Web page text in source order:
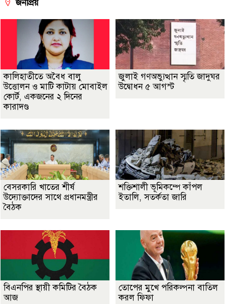
জনপ্রিয়
কালিহাতীতে অবৈধ বালু
উত্তোলন ও মাটি কাটায় মোবাইল
কোর্ট, একজনের ২ দিনের
কারাদণ্ড
জুলাই গণঅভ্যুত্থান স্মৃতি জাদুঘর
উদ্বোধন ৫ আগস্ট
বেসরকারি খাতের শীর্ষ
উদ্যোক্তাদের সাথে প্রধানমন্ত্রীর
বৈঠক
শক্তিশালী ভূমিকম্পে কাঁপল
ইতালি, সতর্কতা জারি
বিএনপির স্থায়ী কমিটির বৈঠক
আজ
তোপের মুখে পরিকল্পনা বাতিল
করল ফিফা